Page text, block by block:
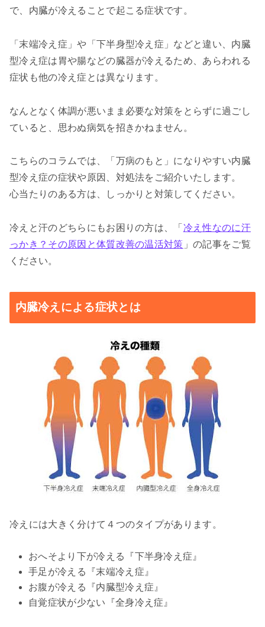
で、内臓が冷えることで起こる症状です。
「末端冷え症」や「下半身型冷え症」などと違い、内臓
型冷え症は胃や腸などの臓器が冷えるため、あらわれる
症状も他の冷え症とは異なります。
なんとなく体調が悪いまま必要な対策をとらずに過ごし
ていると、思わぬ病気を招きかねません。
こちらのコラムでは、「万病のもと」になりやすい内臓
型冷え症の症状や原因、対処法をご紹介いたします。
心当たりのある方は、しっかりと対策してください。
冷えと汗のどちらにもお困りの方は、「 冷え性なのに汗
っかき？その原因と体質改善の温活対策 」の記事をご覧
ください。
内臓冷えによる症状とは
冷えには大きく分けて４つのタイプがあります。
おへそより下が冷える『下半身冷え症』
手足が冷える『末端冷え症』
お腹が冷える『内臓型冷え症』
自覚症状が少ない『全身冷え症』